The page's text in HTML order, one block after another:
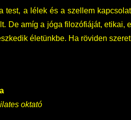
a lélek és a szellem
De amíg a jóga filozófiáját,
életünkbe. Ha röviden
oktató